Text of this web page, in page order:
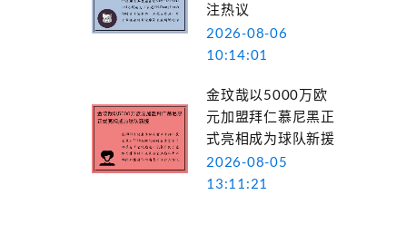
注热议
2026-08-06
10:14:01
金玟哉以5000万欧
元加盟拜仁慕尼黑正
式亮相成为球队新援
2026-08-05
13:11:21